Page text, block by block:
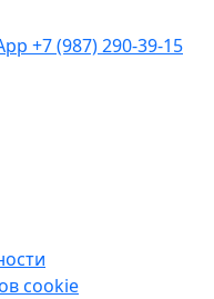
+7 (987) 290-39-15
cookie